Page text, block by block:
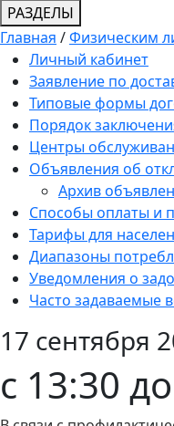
РАЗДЕЛЫ
Главная /Физическим
Личный кабинет
Заявление по
Типовые формы
Порядок
Центры
Объявления об
Архив
Способы оплаты и
Тарифы для
Диапазоны
Уведомления о
Часто задаваемые
17 сентября
с 13:30